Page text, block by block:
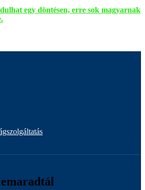
egy döntésen, erre sok magyarnak